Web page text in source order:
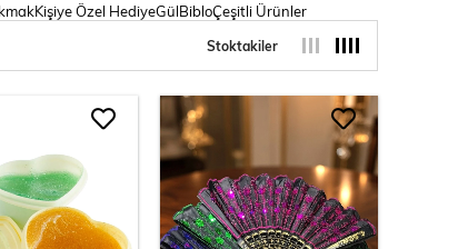
Kişiye Özel HediyeGülBibloÇeşitli Ürünler
Stoktakiler